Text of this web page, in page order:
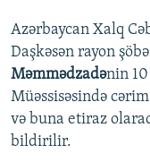
Auto
Azərbaycan Xalq
Daşkəsən rayon
Məmmədzadənin 10
Müəssisəsində
və buna etiraz
bildirilir.